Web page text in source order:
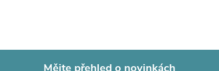
Mějte přehled o novinkách